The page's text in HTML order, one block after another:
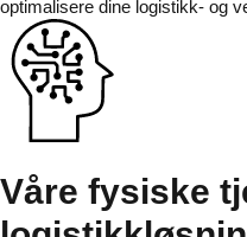
optimalisere dine logistikk- og
Våre fysiske